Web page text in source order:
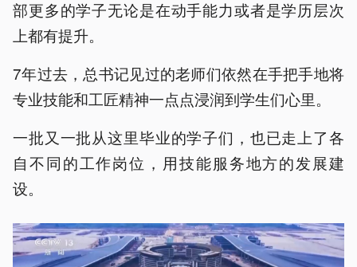
部更多的学子无论是在动手能力或者是学历层次
上都有提升。
7年过去，总书记见过的老师们依然在手把手地将
专业技能和工匠精神一点点浸润到学生们心里。
一批又一批从这里毕业的学子们，也已走上了各
自不同的工作岗位，用技能服务地方的发展建
设。